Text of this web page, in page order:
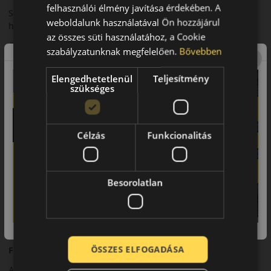
Személyautókhoz, intenzív városi és országúti nyári
használatra.
Összegzés
A Roadhawk 2 modern megoldás a fokozott nyári biztonság
érdekében.
Fő előnyök röviden:
• Továbbfejlesztett tapadás
• Stabil fékezés
Firestone
felhasználói élmény javítása érdekében. A
weboldalunk használatával Ön hozzájárul
az összes süti használatához, a Cookie
szabályzatunknak megfelelően. Bővebben
Elengedhetetlenül
szükséges
Teljesítmény
Célzás Funkcionalitás
Besorolatlan
ÖSSZES ELFOGADÁSA